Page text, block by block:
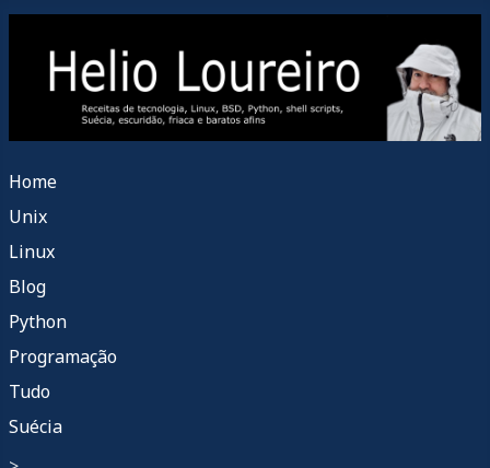
Home
Unix
Linux
Blog
Python
Programação
Tudo
Suécia